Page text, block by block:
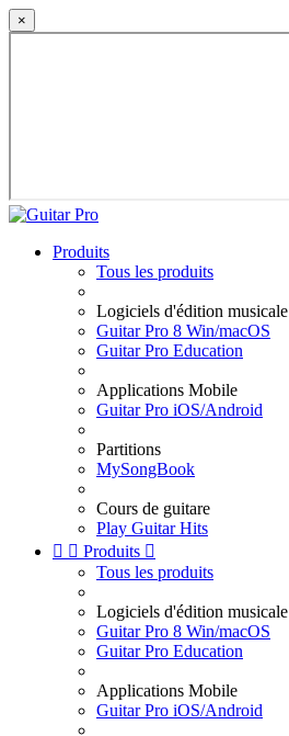
×
Produits
Tous les produits
Logiciels d'édition musicale
Guitar Pro 8 Win/macOS
Guitar Pro Education
Applications Mobile
Guitar Pro iOS/Android
Partitions
MySongBook
Cours de guitare
Play Guitar Hits
  Produits 
Tous les produits
Logiciels d'édition musicale
Guitar Pro 8 Win/macOS
Guitar Pro Education
Applications Mobile
Guitar Pro iOS/Android